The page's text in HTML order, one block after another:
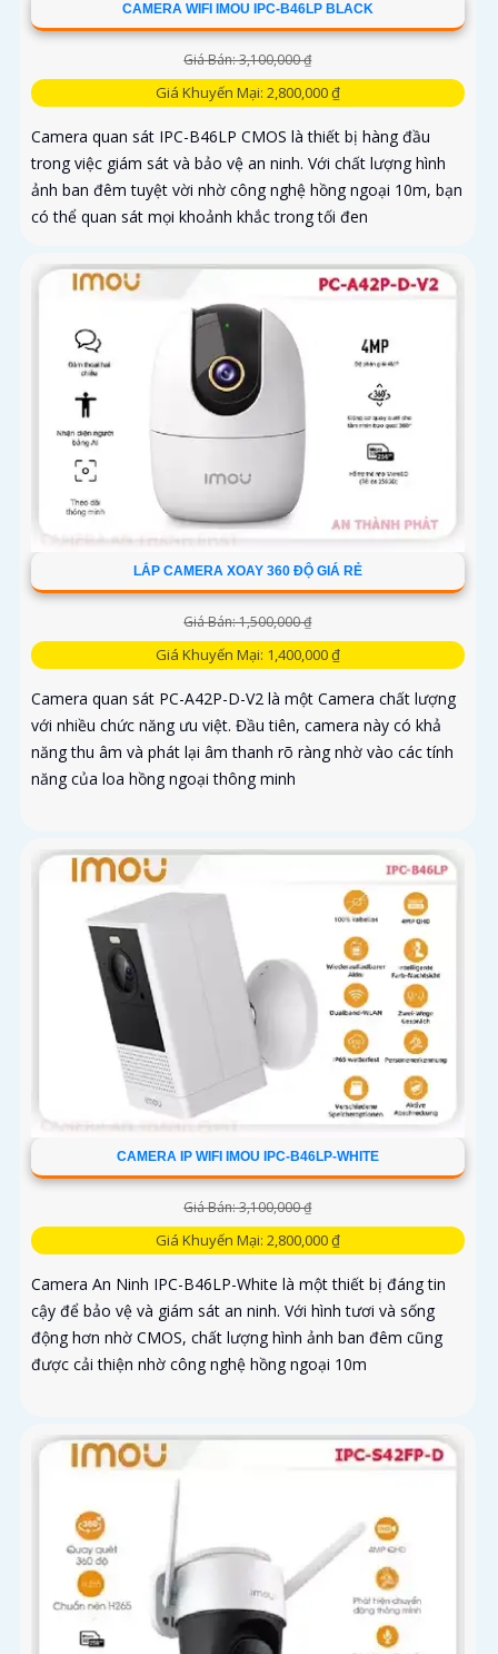
CAMERA WIFI IMOU IPC-B46LP BLACK
Giá Bán: 3,100,000 ₫
Giá Khuyến Mại: 2,800,000 ₫
Camera quan sát IPC-B46LP CMOS là thiết bị hàng đầu
trong việc giám sát và bảo vệ an ninh. Với chất lượng hình
ảnh ban đêm tuyệt vời nhờ công nghệ hồng ngoại 10m, bạn
có thể quan sát mọi khoảnh khắc trong tối đen
LẮP CAMERA XOAY 360 ĐỘ GIÁ RẺ
Giá Bán: 1,500,000 ₫
Giá Khuyến Mại: 1,400,000 ₫
Camera quan sát PC-A42P-D-V2 là một Camera chất lượng
với nhiều chức năng ưu việt. Đầu tiên, camera này có khả
năng thu âm và phát lại âm thanh rõ ràng nhờ vào các tính
năng của loa hồng ngoại thông minh
CAMERA IP WIFI IMOU IPC-B46LP-WHITE
Giá Bán: 3,100,000 ₫
Giá Khuyến Mại: 2,800,000 ₫
Camera An Ninh IPC-B46LP-White là một thiết bị đáng tin
cậy để bảo vệ và giám sát an ninh. Với hình tươi và sống
động hơn nhờ CMOS, chất lượng hình ảnh ban đêm cũng
được cải thiện nhờ công nghệ hồng ngoại 10m